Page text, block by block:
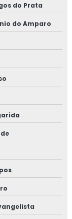
5s
e gestão de
do Prata
do Amparo